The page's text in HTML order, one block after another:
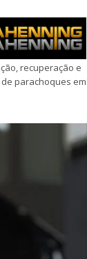
recuperação e
parachoques em